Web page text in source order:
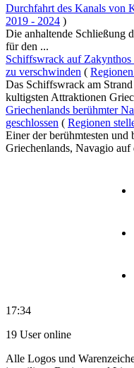
Durchfahrt des Kanals von
2019 - 2024 )
Die anhaltende Schließung
für den ...
Schiffswrack auf
zu verschwinden (
Das Schiffswrack am
kultigsten Attraktionen
Griechenlands berühmter
geschlossen ( Regionen
Einer der berühmtesten und
Griechenlands, Navagio auf
17:34
19 User online
Alle Logos und